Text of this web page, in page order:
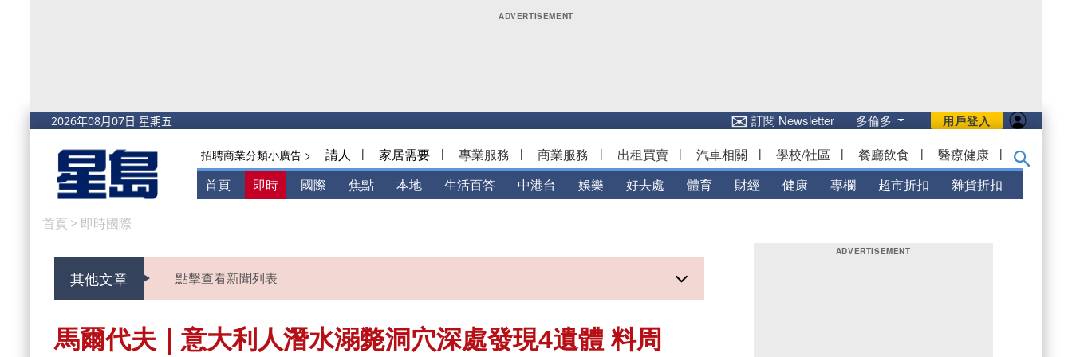
用戶登入
✉訂閱 Newsletter 多倫多
招聘商業分類小廣告 > 請人 | 家居需要 | 專業服務 | 商業服務 | 出租買賣 | 汽車相關 | 學校/社區 | 餐廳飲食 | 醫療健康 |
首頁 即時 國際 焦點 本地 生活百答 中港台 娛樂 好去處 體育 財經 健康 專欄 超市折扣 雜貨折扣
首頁 > 即時國際
其他文章 點擊查看新聞列表
馬爾代夫｜意大利人潛水溺斃洞穴深處發現4遺體 料周